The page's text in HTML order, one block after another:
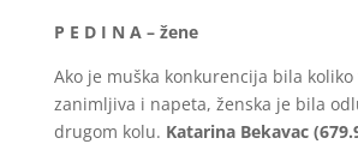
P E D I N A – žene
Ako je muška konkurencija bila
zanimljiva i napeta, ženska je bila
drugom kolu. Katarina Bekavac